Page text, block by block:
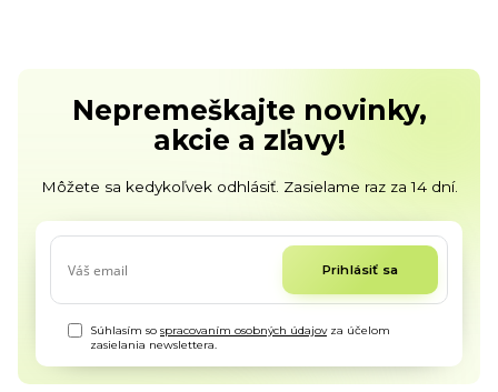
Nepremeškajte novinky,
akcie a zľavy!
Môžete sa kedykoľvek odhlásiť. Zasielame raz za 14 dní.
Prihlásiť sa
Súhlasím sospracovaním osobných údajovza účelom
zasielania newslettera.